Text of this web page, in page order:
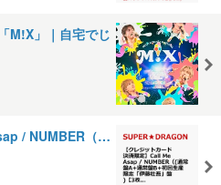
M!X」｜自宅でじ
/ NUMBER（…